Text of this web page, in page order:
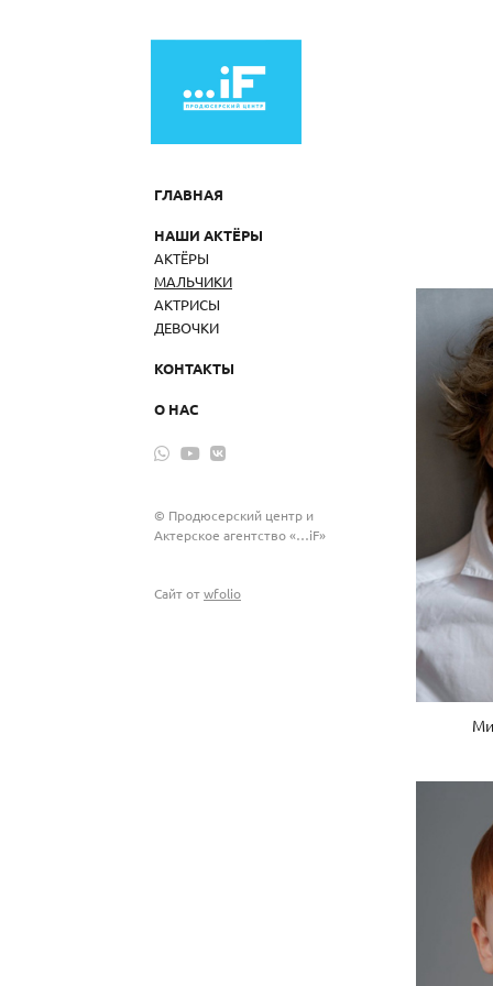
ГЛАВНАЯ
НАШИ АКТЁРЫ
АКТЁРЫ
МАЛЬЧИКИ
АКТРИСЫ
ДЕВОЧКИ
КОНТАКТЫ
О НАС
© Продюсерский центр и
Актерское агентство «…iF»
Сайт отwfolio